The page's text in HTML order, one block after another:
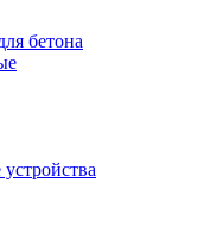
бетона